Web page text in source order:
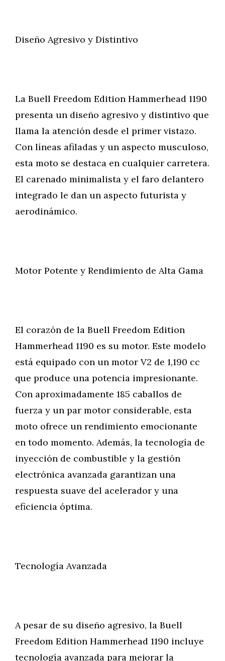
Diseño Agresivo y Distintivo
La Buell Freedom Edition Hammerhead 1190
presenta un diseño agresivo y distintivo que
llama la atención desde el primer vistazo.
Con líneas afiladas y un aspecto musculoso,
esta moto se destaca en cualquier carretera.
El carenado minimalista y el faro delantero
integrado le dan un aspecto futurista y
aerodinámico.
Motor Potente y Rendimiento de Alta Gama
El corazón de la Buell Freedom Edition
Hammerhead 1190 es su motor. Este modelo
está equipado con un motor V2 de 1,190 cc
que produce una potencia impresionante.
Con aproximadamente 185 caballos de
fuerza y un par motor considerable, esta
moto ofrece un rendimiento emocionante
en todo momento. Además, la tecnología de
inyección de combustible y la gestión
electrónica avanzada garantizan una
respuesta suave del acelerador y una
eficiencia óptima.
Tecnología Avanzada
A pesar de su diseño agresivo, la Buell
Freedom Edition Hammerhead 1190 incluye
tecnología avanzada para mejorar la